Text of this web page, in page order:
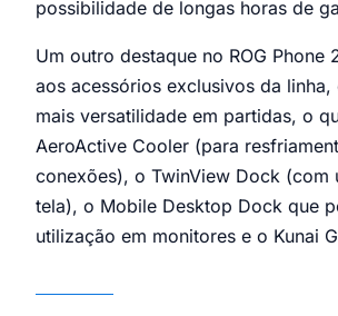
possibilidade de longas horas de
Um outro destaque no ROG Phone
aos acessórios exclusivos da linha,
mais versatilidade em partidas, o
AeroActive Cooler (para
conexões), o TwinView Dock (com
tela), o Mobile Desktop Dock que
utilização em monitores e o Kunai